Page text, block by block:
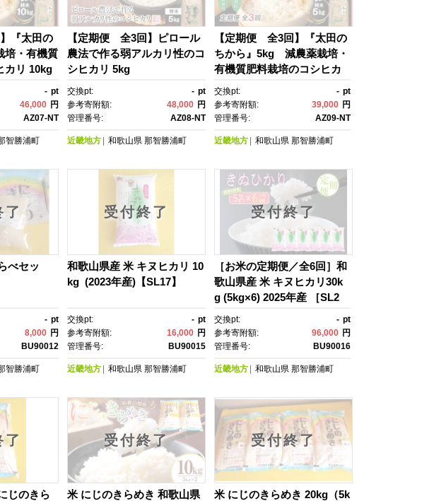
『太田の
培・有機質
カリ 10kg
- pt
46,000 円
AZ07-NT
智勝浦町
【定期便 全3回】ピロール
農法で作る弱アルカリ性のコ
シヒカリ 5kg
交換pt: - pt
参考寄附額:
48,000 円
管理番号:
AZ08-NT
近畿地方 和歌山県 那智勝浦町
【定期便 全3回】『太田の
ちから』5kg 減農薬栽培・
有機質肥料栽培のコシヒカ
リ
交換pt: - pt
参考寄附額:
39,000 円
管理番号:
AZ09-NT
近畿地方 和歌山県 那智勝浦町
了
べセッ
- pt
8,000 円
BU90012
智勝浦町
受付終了
和歌山県産 米 キヌヒカリ 10
kg (2023年産)【SL17】
交換pt: - pt
参考寄附額:
16,000 円
管理番号:
BU90015
近畿地方 和歌山県 那智勝浦町
受付終了
［お米の定期便／全6回］和
歌山県産 米 キヌヒカリ30k
g (5kg×6) 2025年産 ［SL2
1］
交換pt: - pt
参考寄附額:
96,000 円
管理番号:
BU90016
近畿地方 和歌山県 那智勝浦町
了
じのきら
受付終了
米 にじのきらめき 和歌山県
受付終了
米 にじのきらめき 20kg（5k